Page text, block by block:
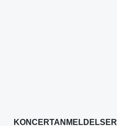
KONCERTANMELDELSER